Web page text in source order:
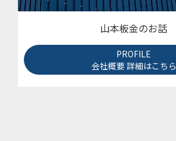
山本板金のお話
PROFILE
会社概要 詳細はこちら